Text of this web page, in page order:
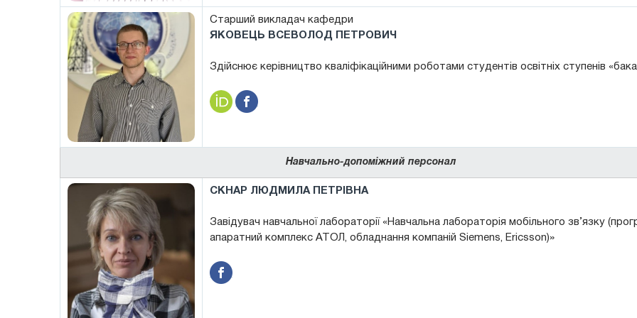
Старший викладач кафедри
ЯКОВЕЦЬ ВСЕВОЛОД ПЕТРОВИЧ
Здійснює керівництво кваліфікаційними роботами студентів освітніх ступенів
Навчально-допоміжний персонал
СКНАР ЛЮДМИЛА ПЕТРІВНА
Завідувач навчальної лабораторії «Навчальна лабораторія мобільного зв’язку
апаратний комплекс АТОЛ, обладнання компаній Siemens, Ericsson)»